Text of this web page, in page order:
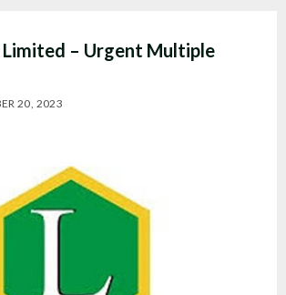
Limited – Urgent Multiple
20, 2023